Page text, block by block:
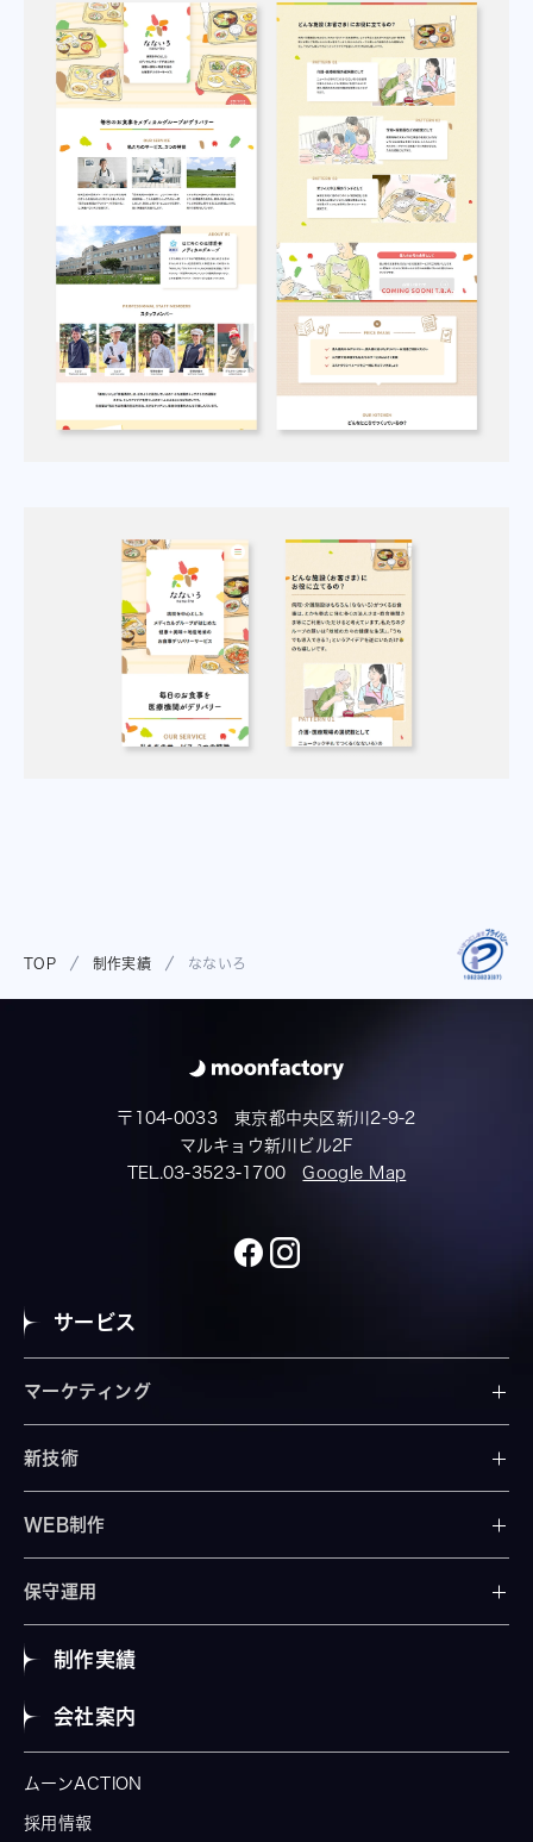
TOP 制作実績 なないろ
〒104-0033 東京都中央区新川2-9-2
マルキョウ新川ビル2F
TEL.03-3523-1700Google Map
サービス
マーケティング
新技術
WEB制作
保守運用
制作実績
会社案内
ムーンACTION
採用情報